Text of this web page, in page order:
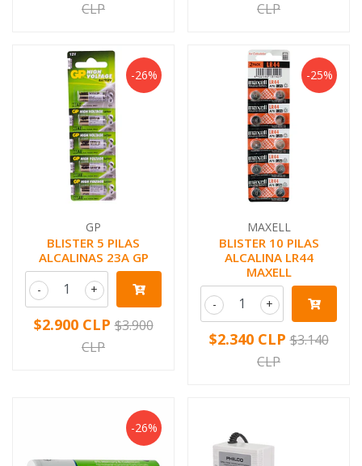
CLP CLP
-26%
GP
BLISTER 5 PILAS
ALCALINAS 23A GP
+
-
$2.900 CLP $3.900
CLP
-25%
MAXELL
BLISTER 10 PILAS
ALCALINA LR44
MAXELL
+
-
$2.340 CLP $3.140
CLP
-26%